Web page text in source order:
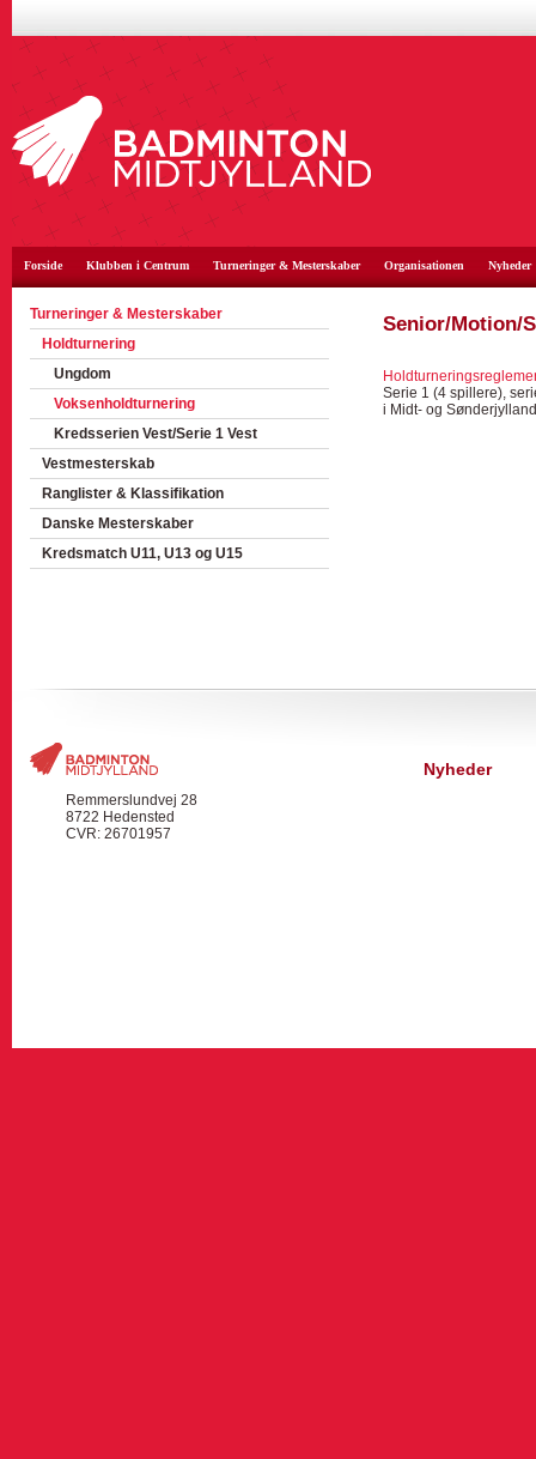
Forside Klubben i Centrum Turneringer & Mesterskaber Organisationen Nyheder
Turneringer & Mesterskaber
Holdturnering
Ungdom
Voksenholdturnering
Kredsserien Vest/Serie 1 Vest
Vestmesterskab
Ranglister & Klassifikation
Danske Mesterskaber
Kredsmatch U11, U13 og U15
Senior/Motion/
Serie 1 (4 spillere),
i Midt- og
Remmerslundvej 28
8722 Hedensted
CVR: 26701957
Nyheder